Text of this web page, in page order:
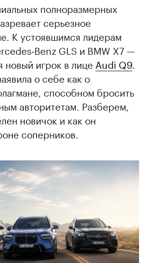
полноразмерных
серьезное
К устоявшимся лидерам
GLS и BMW X7 —
новый игрок в лице Audi Q9.
о себе как о
способном бросить
авторитетам. Разберем,
новичок и как он
соперников.